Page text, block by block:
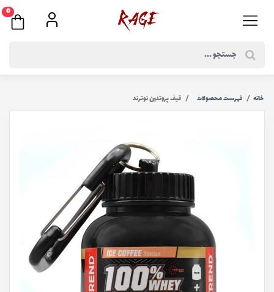
0
خانه فهرست محصولات قیف پروتئين نوترند